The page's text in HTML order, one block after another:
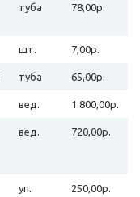
туба 78,00р.
шт. 7,00р.
туба 65,00р.
вед. 1 800,00р.
вед. 720,00р.
уп. 250,00р.